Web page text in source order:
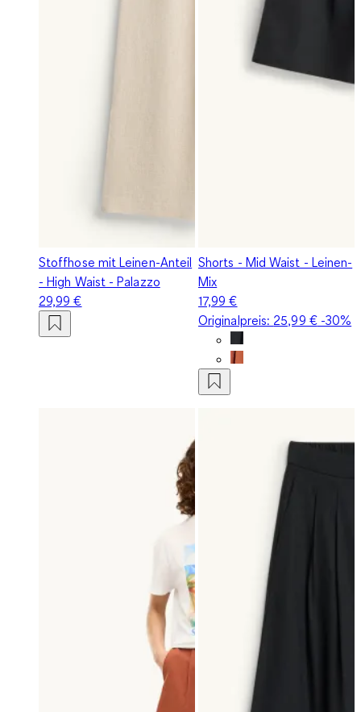
Stoffhose mit Leinen-Anteil
- High Waist - Palazzo
29,99 €
Shorts - Mid Waist - Leinen-
Mix
17,99 €
Originalpreis: 25,99 €-30%